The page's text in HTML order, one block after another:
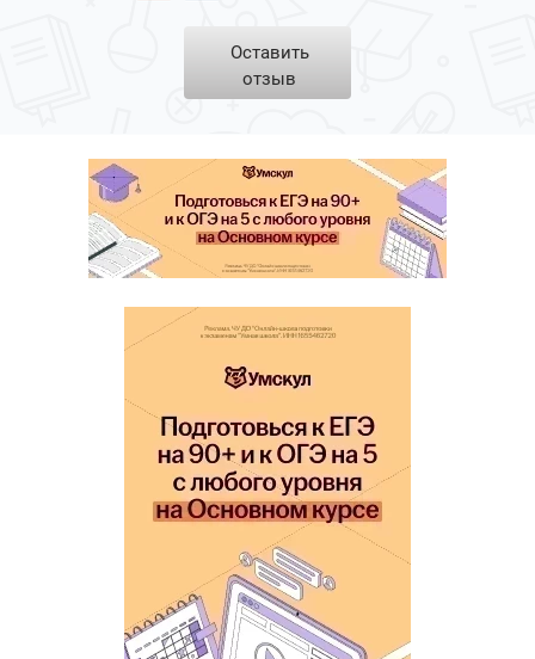
Оставить
отзыв